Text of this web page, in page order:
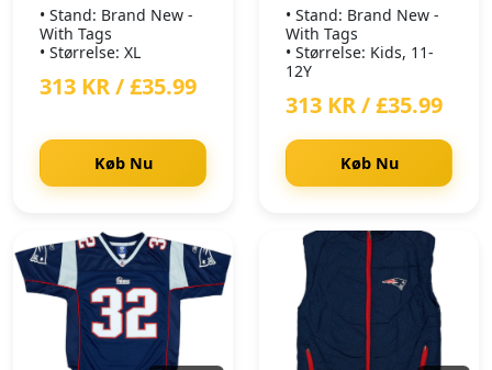
• Stand: Brand New -
With Tags
• Størrelse: XL
313 KR / £35.99
Køb Nu
• Stand: Brand New -
With Tags
• Størrelse: Kids, 11-
12Y
313 KR / £35.99
Køb Nu